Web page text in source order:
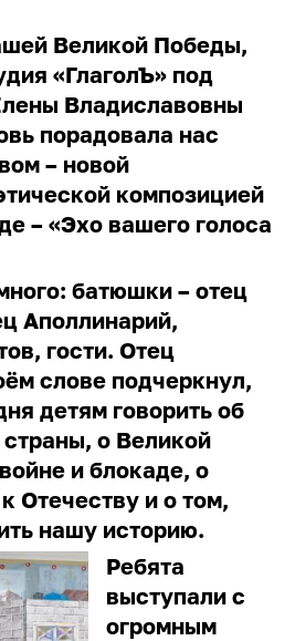
Великой Победы,
«ГлаголЪ» под
Владиславовны
порадовала нас
– новой
композицией
– «Эхо вашего голоса
батюшки – отец
Аполлинарий,
гости. Отец
слове подчеркнул,
детям говорить об
о Великой
и блокаде, о
Отечеству и о том,
нашу историю.
Ребята
выступали с
огромным